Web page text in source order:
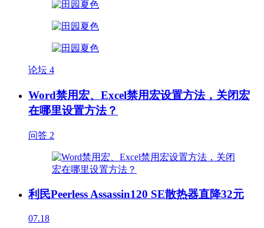
论坛 4
Word禁用宏、Excel禁用宏设置方法，关闭宏
在哪里设置方法？
问答 2
利民Peerless Assassin120 SE散热器直降32元
07.18